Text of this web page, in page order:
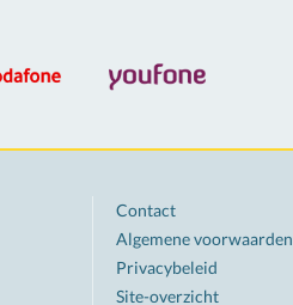
Contact
Algemene voorwaarden
Privacybeleid
Site-overzicht